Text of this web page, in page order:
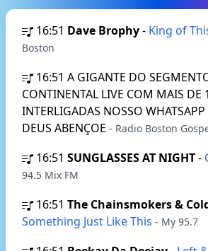
16:51 Dave Brophy- King of
Boston
16:51 A GIGANTE DO
CONTINENTAL LIVE COM MAIS DE
INTERLIGADAS NOSSO
DEUS ABENÇOE - Radio Boston
16:51 SUNGLASSES AT NIGHT-
94.5 Mix FM
16:51 The Chainsmokers &
Something Just Like This - My 95.7